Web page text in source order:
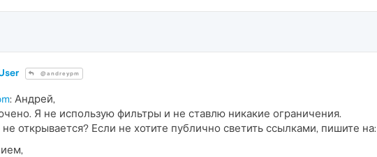
@andreypm
: Андрей,
Я не использую фильтры и не ставлю никакие ограничения.
не открывается? Если не хотите публично светить ссылками, пишите на: